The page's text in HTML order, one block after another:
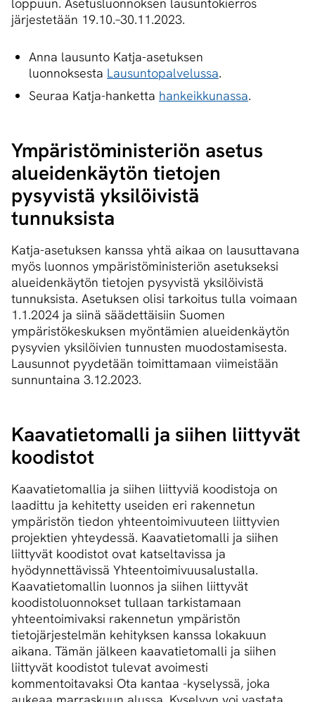
järjestetään 19.10.–30.11.2023.
Anna lausunto Katja-asetuksen
luonnoksesta Lausuntopalvelussa.
Seuraa Katja-hanketta hankeikkunassa.
Ym­pä­ris­tö­mi­nis­te­riön asetus
alueidenkäytön tietojen
pysyvistä yksilöivistä
tunnuksista
Katja-asetuksen kanssa yhtä aikaa on lausuttavana
myös luonnos ympäristöministeriön asetukseksi
alueidenkäytön tietojen pysyvistä yksilöivistä
tunnuksista. Asetuksen olisi tarkoitus tulla voimaan
1.1.2024 ja siinä säädettäisiin Suomen
ympäristökeskuksen myöntämien alueidenkäytön
pysyvien yksilöivien tunnusten muodostamisesta.
Lausunnot pyydetään toimittamaan viimeistään
sunnuntaina 3.12.2023.
Kaavatietomalli ja siihen liittyvät
koodistot
Kaavatietomallia ja siihen liittyviä koodistoja on
laadittu ja kehitetty useiden eri rakennetun
ympäristön tiedon yhteentoimivuuteen liittyvien
projektien yhteydessä. Kaavatietomalli ja siihen
liittyvät koodistot ovat katseltavissa ja
hyödynnettävissä Yhteentoimivuusalustalla.
Kaavatietomallin luonnos ja siihen liittyvät
koodistoluonnokset tullaan tarkistamaan
yhteentoimivaksi rakennetun ympäristön
tietojärjestelmän kehityksen kanssa lokakuun
aikana. Tämän jälkeen kaavatietomalli ja siihen
liittyvät koodistot tulevat avoimesti
kommentoitavaksi Ota kantaa -kyselyssä, joka